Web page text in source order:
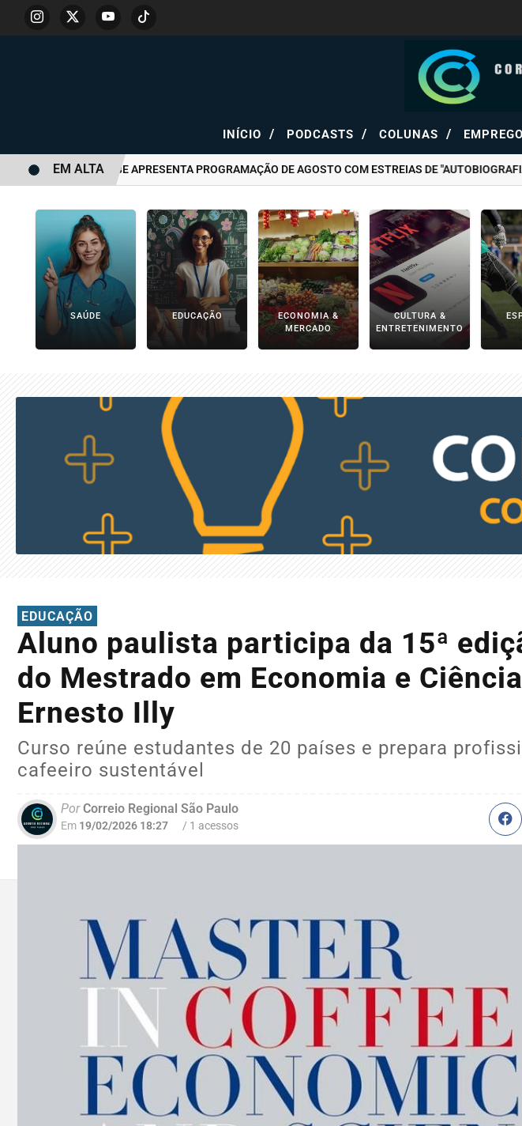
INÍCIO / PODCASTS / COLUNAS /
TEATRO YOUTUBE APRESENTA PROGRAMAÇÃO DE AGOSTO COM ESTREIAS DE "AUTOBIOGRAFIA
EM ALTA
SAÚDE EDUCAÇÃO
ECONOMIA &
MERCADO
CULTURA &
ENTRETENIMENTO
EDUCAÇÃO
Aluno paulista participa da 15ª
do Mestrado em Economia e
Ernesto Illy
Curso reúne estudantes de 20 países e prepara
cafeeiro sustentável
PorCorreio Regional São Paulo
Em 19/02/2026 18:27 / 1 acessos